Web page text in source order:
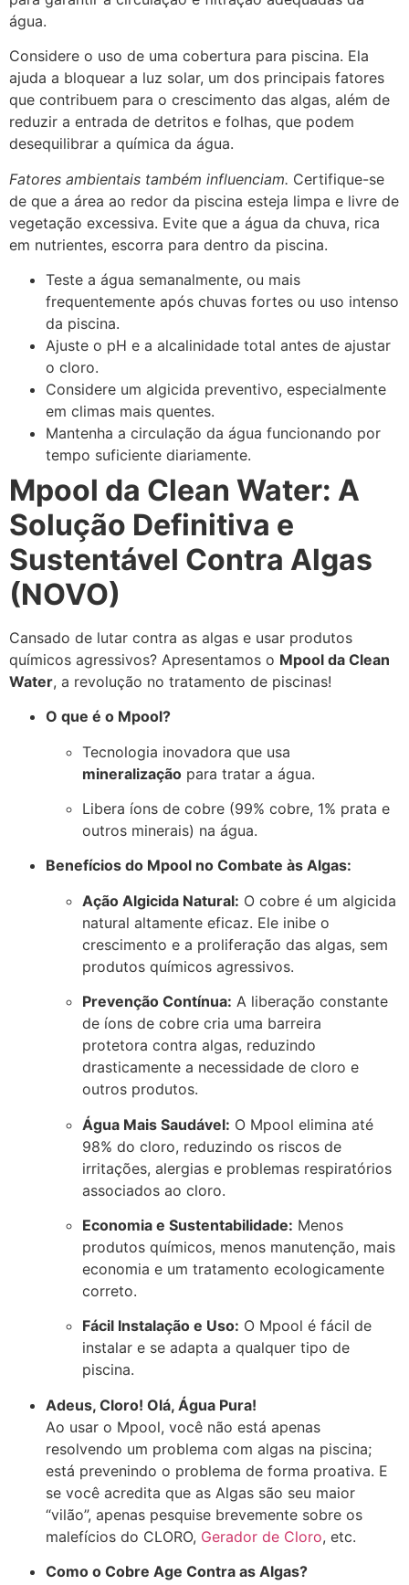
água.
Considere o uso de uma cobertura para piscina. Ela
ajuda a bloquear a luz solar, um dos principais fatores
que contribuem para o crescimento das algas, além de
reduzir a entrada de detritos e folhas, que podem
desequilibrar a química da água.
Fatores ambientais também influenciam. Certifique-se
de que a área ao redor da piscina esteja limpa e livre de
vegetação excessiva. Evite que a água da chuva, rica
em nutrientes, escorra para dentro da piscina.
Teste a água semanalmente, ou mais
frequentemente após chuvas fortes ou uso intenso
da piscina.
Ajuste o pH e a alcalinidade total antes de ajustar
o cloro.
Considere um algicida preventivo, especialmente
em climas mais quentes.
Mantenha a circulação da água funcionando por
tempo suficiente diariamente.
Mpool da Clean Water: A
Solução Definitiva e
Sustentável Contra Algas
(NOVO)
Cansado de lutar contra as algas e usar produtos
químicos agressivos? Apresentamos o Mpool da Clean
Water, a revolução no tratamento de piscinas!
O que é o Mpool?
Tecnologia inovadora que usa
mineralização para tratar a água.
Libera íons de cobre (99% cobre, 1% prata e
outros minerais) na água.
Benefícios do Mpool no Combate às Algas:
Ação Algicida Natural: O cobre é um algicida
natural altamente eficaz. Ele inibe o
crescimento e a proliferação das algas, sem
produtos químicos agressivos.
Prevenção Contínua: A liberação constante
de íons de cobre cria uma barreira
protetora contra algas, reduzindo
drasticamente a necessidade de cloro e
outros produtos.
Água Mais Saudável: O Mpool elimina até
98% do cloro, reduzindo os riscos de
irritações, alergias e problemas respiratórios
associados ao cloro.
Economia e Sustentabilidade: Menos
produtos químicos, menos manutenção, mais
economia e um tratamento ecologicamente
correto.
Fácil Instalação e Uso: O Mpool é fácil de
instalar e se adapta a qualquer tipo de
piscina.
Adeus, Cloro! Olá, Água Pura!
Ao usar o Mpool, você não está apenas
resolvendo um problema com algas na piscina;
está prevenindo o problema de forma proativa. E
se você acredita que as Algas são seu maior
“vilão”, apenas pesquise brevemente sobre os
malefícios do CLORO, Gerador de Cloro, etc.
Como o Cobre Age Contra as Algas?